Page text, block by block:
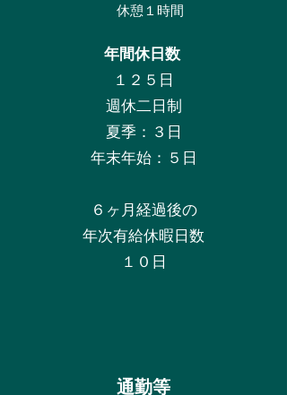
休憩１時間
年間休日数
１２５日
週休二日制
夏季：３日
年末年始：５日
６ヶ月経過後の
年次有給休暇日数
１０日
​通勤等